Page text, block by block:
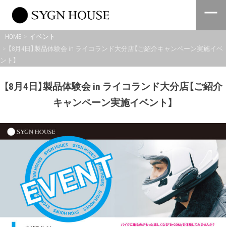
content
HOME
イベント
【8月4日】製品体験会 in ライコランド大分店【ご紹介キャンペーン実施イベ
ント】
【8月4日】製品体験会 in ライコランド大分店【ご紹介
キャンペーン実施イベント】